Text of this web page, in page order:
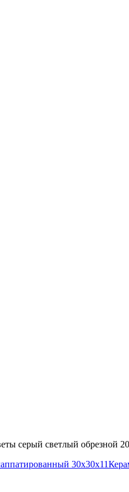
серый светлый обрезной
30х30х11